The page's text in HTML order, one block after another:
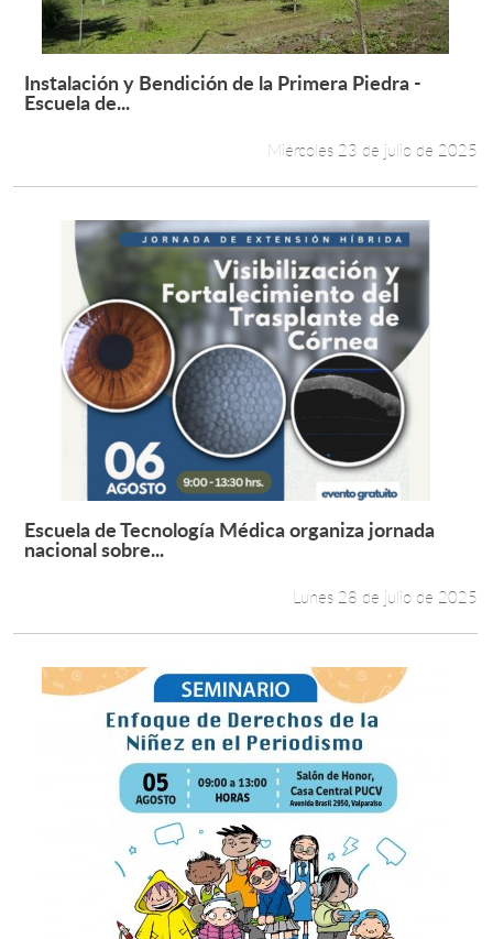
Leer más +
Instalación y Bendición de la Primera Piedra -
Escuela de...
Miércoles 23 de julio de 2025
Leer más +
Escuela de Tecnología Médica organiza jornada
nacional sobre...
Lunes 28 de julio de 2025